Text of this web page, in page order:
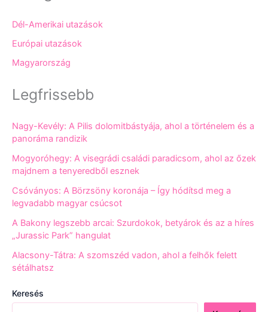
Dél-Amerikai utazások
Európai utazások
Magyarország
Legfrissebb
Nagy-Kevély: A Pilis dolomitbástyája, ahol a történelem és a
panoráma randizik
Mogyoróhegy: A visegrádi családi paradicsom, ahol az őzek
majdnem a tenyeredből esznek
Csóványos: A Börzsöny koronája – Így hódítsd meg a
legvadabb magyar csúcsot
A Bakony legszebb arcai: Szurdokok, betyárok és az a híres
„Jurassic Park” hangulat
Alacsony-Tátra: A szomszéd vadon, ahol a felhők felett
sétálhatsz
Keresés